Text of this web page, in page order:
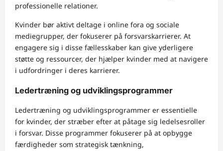
professionelle relationer.
Kvinder bør aktivt deltage i online fora og sociale
mediegrupper, der fokuserer på forsvarskarrierer. At
engagere sig i disse fællesskaber kan give yderligere
støtte og ressourcer, der hjælper kvinder med at navigere
i udfordringer i deres karrierer.
Ledertræning og udviklingsprogrammer
Ledertræning og udviklingsprogrammer er essentielle
for kvinder, der stræber efter at påtage sig ledelsesroller
i forsvar. Disse programmer fokuserer på at opbygge
færdigheder som strategisk tænkning,